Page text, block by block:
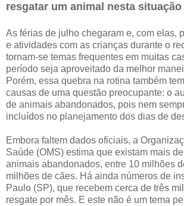
resgatar um animal nesta situação
As férias de julho chegaram e, com elas,
e atividades com as crianças durante o
tornam-se temas frequentes em muitas
período seja aproveitado da melhor
Porém, essa quebra na rotina também
causas de uma questão preocupante: o
de animais abandonados, pois nem
incluídos no planejamento dos dias de
Embora faltem dados oficiais, a
Saúde (OMS) estima que existam mais
animais abandonados, entre 10 milhões
milhões de cães. Há ainda números de
Paulo (SP), que recebem cerca de três
resgate por mês. E este não é um tema